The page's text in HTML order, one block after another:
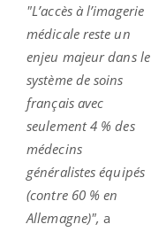
"L’accès à l’imagerie
médicale reste un
enjeu majeur dans le
système de soins
français avec
seulement 4 % des
médecins
généralistes équipés
(contre 60 % en
Allemagne)", a